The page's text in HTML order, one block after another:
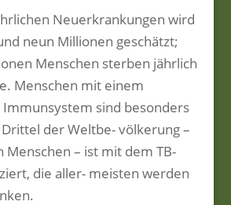
Neuerkrankungen wird
neun Millionen geschätzt;
Menschen sterben jährlich
Menschen mit einem
Immunsystem sind besonders
der Weltbe- völkerung –
Menschen – ist mit dem TB-
die aller- meisten werden